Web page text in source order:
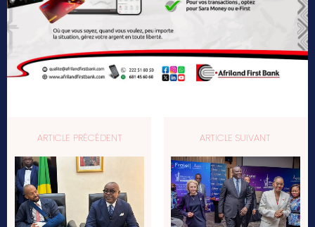
ARTICLE PRÉCÉDENT ARTICLE SUIVANT